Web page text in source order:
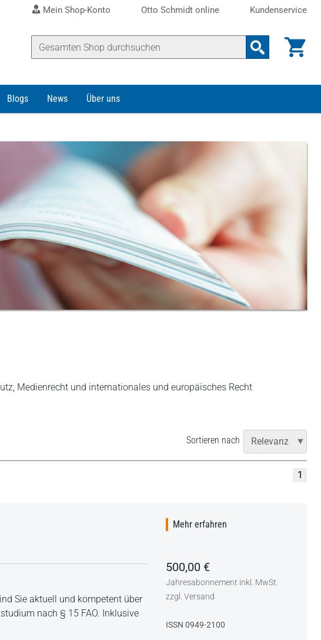
Mein Shop-Konto Otto Schmidt online Kundenservice
Blogs News Über uns
Medienrecht und internationales und europäisches Recht
Sortieren nach
1
Sie aktuell und kompetent über
nach § 15 FAO. Inklusive
Mehr erfahren
500,00 €
Jahresabonnement inkl. MwSt.
zzgl. Versand
ISSN 0949-2100